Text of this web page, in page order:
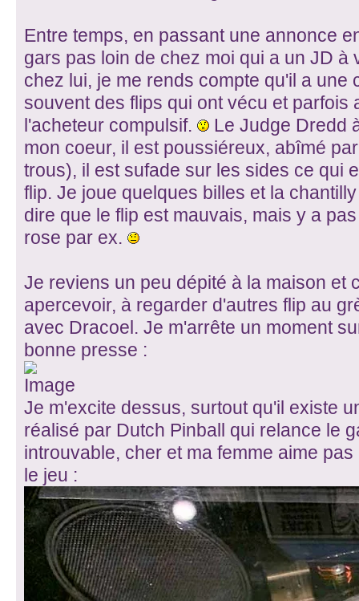
Entre temps, en passant une annonce
gars pas loin de chez moi qui a un JD à
chez lui, je me rends compte qu'il a une
souvent des flips qui ont vécu et parfois
l'acheteur compulsif.
Le Judge Dredd
mon coeur, il est poussiéreux, abîmé
trous), il est sufade sur les sides ce qui
flip. Je joue quelques billes et la
dire que le flip est mauvais, mais y a
rose par ex.
Je reviens un peu dépité à la maison et
apercevoir, à regarder d'autres flip au
avec Dracoel. Je m'arrête un moment
bonne presse :
Je m'excite dessus, surtout qu'il existe
réalisé par Dutch Pinball qui relance le
introuvable, cher et ma femme aime
le jeu :